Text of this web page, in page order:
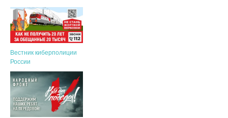
Вестник киберполиции
России